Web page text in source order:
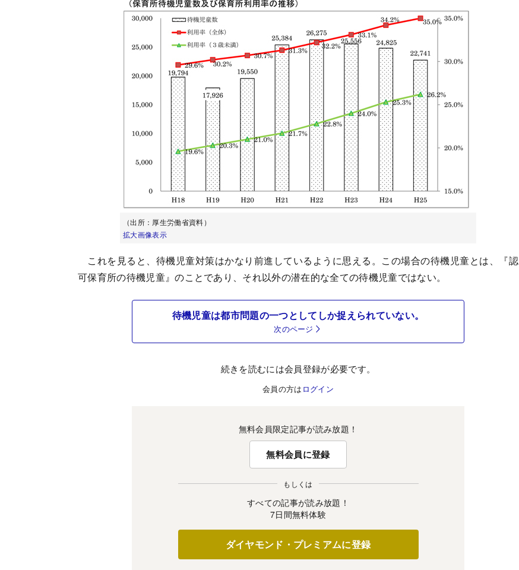
（出所：厚生労働省資料）
拡大画像表示
これを見ると、待機児童対策はかなり前進しているように思える。この場合の待機児童とは、『認
可保育所の待機児童』のことであり、それ以外の潜在的な全ての待機児童ではない。
待機児童は都市問題の一つとしてしか捉えられていない。
次のページ
続きを読むには会員登録が必要です。
会員の方は ログイン
無料会員限定記事が読み放題！
無料会員に登録
もしくは
すべての記事が読み放題！
7日間無料体験
ダイヤモンド・プレミアムに登録